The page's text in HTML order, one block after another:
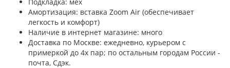
Амортизация: вставка Zoom Air (обеспечивает
легкость и комфорт)
Наличие в интернет магазине: много
Доставка по Москве: ежедневно, курьером с
примеркой до 4х пар; по остальным городам России -
почта, Сдэк.